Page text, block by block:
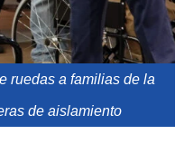
ruedas a familias de la
de aislamiento